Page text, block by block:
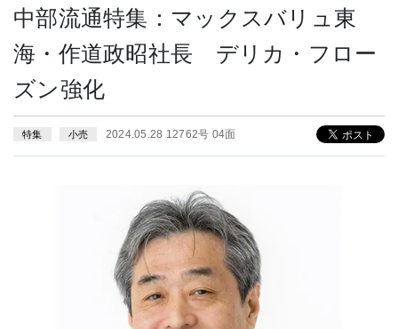
中部流通特集：マックスバリュ東
海・作道政昭社長 デリカ・フロー
ズン強化
特集 小売 2024.05.28 12762号 04面